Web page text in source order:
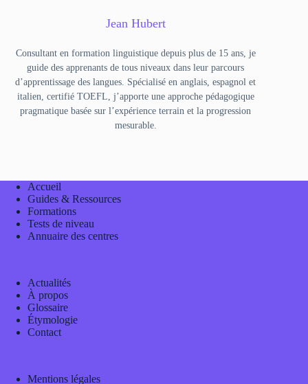
Jean Hubert
Consultant en formation linguistique depuis plus de 15 ans, je
guide des apprenants de tous niveaux dans leur parcours
d’apprentissage des langues. Spécialisé en anglais, espagnol et
italien, certifié TOEFL, j’apporte une approche pédagogique
pragmatique basée sur l’expérience terrain et la progression
mesurable.
Accueil
Guides & Ressources
Formations
Tests de niveau
Annuaire des centres
Actualités
À propos
Glossaire
Étymologie
Contact
Mentions légales